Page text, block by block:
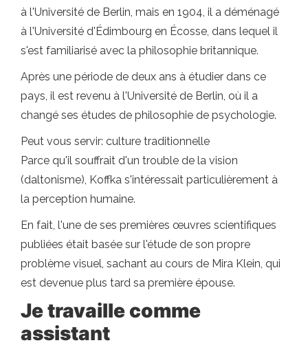
à l'Université de Berlin, mais en 1904, il a déménagé
à l'Université d'Édimbourg en Écosse, dans lequel il
s'est familiarisé avec la philosophie britannique.
Après une période de deux ans à étudier dans ce
pays, il est revenu à l'Université de Berlin, où il a
changé ses études de philosophie de psychologie.
Peut vous servir: culture traditionnelle
Parce qu'il souffrait d'un trouble de la vision
(daltonisme), Koffka s'intéressait particulièrement à
la perception humaine.
En fait, l'une de ses premières œuvres scientifiques
publiées était basée sur l'étude de son propre
problème visuel, sachant au cours de Mira Klein, qui
est devenue plus tard sa première épouse.
Je travaille comme
assistant